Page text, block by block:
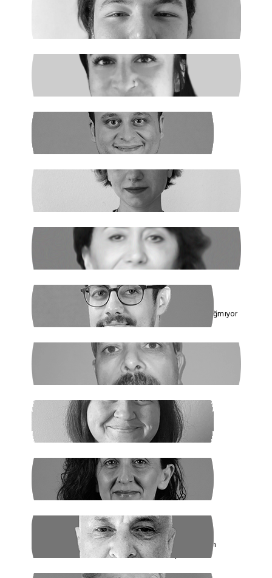
EGE ŞAHİN
Madenciler İşaret Verdi
NURSELİ GÖZÜAÇIK
Şiddetin Faili, Çocukların Katili Kim?
NEHİR SEVİM
Dünya Çapında
ILGIN GÜRSES
Açlık ve Diğer "Çözülemez" Sorunlar
RUKİYE LEYLA SÜREN
Cumhur İttifakı’nın Hedefi: Kadınlar
ÇAĞDAŞ SİNAN DAĞ
Toplumun Enerjisi Rejimin Çuvalına Sığmıyor
GHADER ANARİ
Ne Şeyh, Ne Şah
SANEM DENİZ KURAL
Yaz Yaz Listeye Bizi De Yaz
SİBEL UZUN
Yasak Tanımadılar
ENDER EREN
Mısır’dan Kanada’ya, Şarm el Şeyh’den
Montreal’e Umutlar Tükeniyor mu?